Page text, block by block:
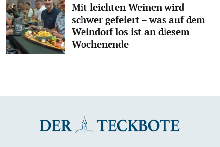
Mit leichten Weinen wird
schwer gefeiert – was auf dem
Weindorf los ist an diesem
Wochenende